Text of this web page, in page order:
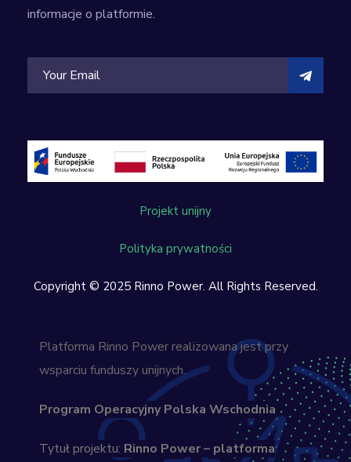
informacje o platformie.
Projekt unijny
Polityka prywatności
Copyright © 2025 Rinno Power. All Rights Reserved.
Platforma Rinno Power realizowana jest przy
wsparciu funduszy unijnych.
Program Operacyjny Polska Wschodnia
Tytuł projektu: Rinno Power – platforma